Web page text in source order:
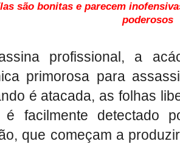
são bonitas e parecem
poderosos
profissional, a
primorosa para
é atacada, as folhas
é facilmente detectado
que começam a